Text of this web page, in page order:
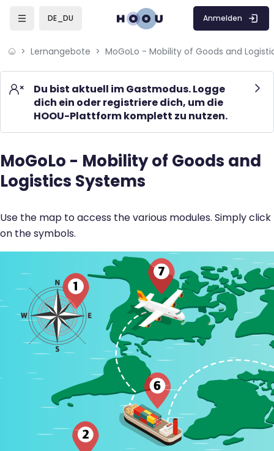
Skip to sidebar navigation menu
Skip to mobile navigation menu
DE_DU Anmelden
Lernangebote
Du bist aktuell im Gastmodus. Logge
dich ein oder registriere dich, um die
HOOU-Plattform komplett zu nutzen.
Blöcke
MoGoLo - Mobility of Goods and
Logistics Systems
Blöcke
Use the map to access the various modules. Simply click
on the symbols.